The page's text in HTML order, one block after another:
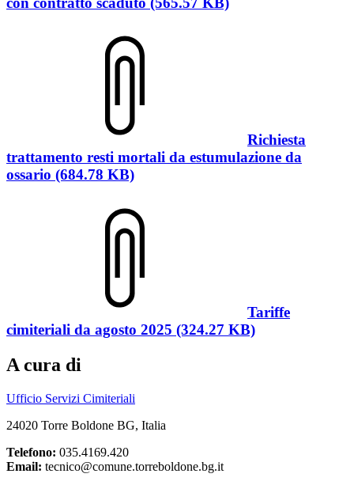
Richiesta
trattamento resti mortali da estumulazione da
ossario (684.78 KB)
Tariffe
cimiteriali da agosto 2025 (324.27 KB)
A cura di
Ufficio Servizi Cimiteriali
24020 Torre Boldone BG, Italia
Telefono: 035.4169.420
Email: tecnico@comune.torreboldone.bg.it